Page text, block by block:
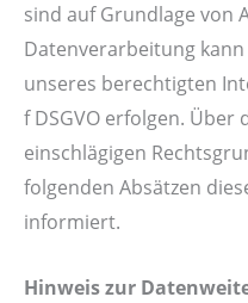
sind auf Grundlage von
Datenverarbeitung
unseres berechtigten
f DSGVO erfolgen. Über
einschlägigen
folgenden Absätzen
informiert.
Hinweis zur